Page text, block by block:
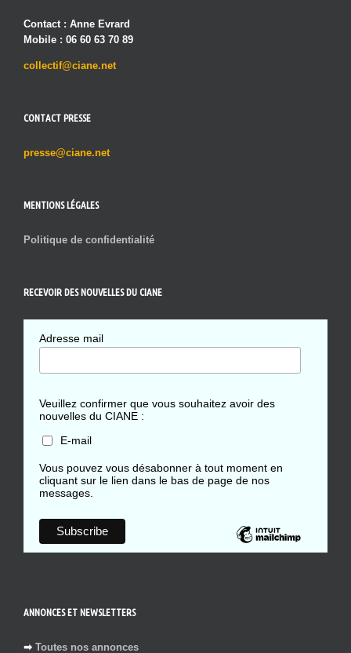
Contact : Anne Evrard
Mobile : 06 60 63 70 89
collectif@ciane.net
CONTACT PRESSE
presse@ciane.net
MENTIONS LÉGALES
Politique de confidentialité
RECEVOIR DES NOUVELLES DU CIANE
Adresse mail
Veuillez confirmer que vous souhaitez avoir des
nouvelles du CIANE :
E-mail
Vous pouvez vous désabonner à tout moment en
cliquant sur le lien dans le bas de page de nos
messages.
ANNONCES ET NEWSLETTERS
➡ Toutes nos annonces